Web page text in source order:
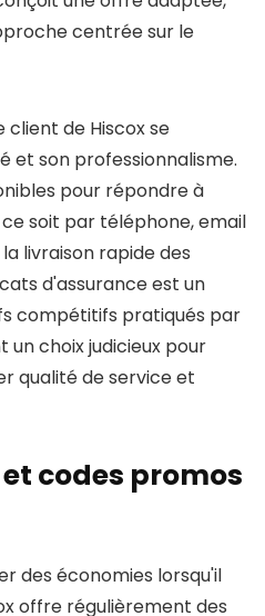
centrée sur le
client de Hiscox se
et son professionnalisme.
pour répondre à
soit par téléphone, email
livraison rapide des
d'assurance est un
compétitifs pratiqués par
un choix judicieux pour
qualité de service et
codes promos
des économies lorsqu'il
offre régulièrement des